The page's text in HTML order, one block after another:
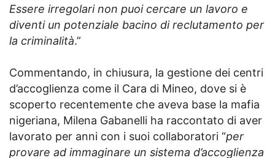
Essere irregolari non puoi cercare un lavoro e
diventi un potenziale bacino di reclutamento per
la criminalità.”
Commentando, in chiusura, la gestione dei centri
d’accoglienza come il Cara di Mineo, dove si è
scoperto recentemente che aveva base la mafia
nigeriana, Milena Gabanelli ha raccontato di aver
lavorato per anni con i suoi collaboratori “per
provare ad immaginare un sistema d’accoglienza